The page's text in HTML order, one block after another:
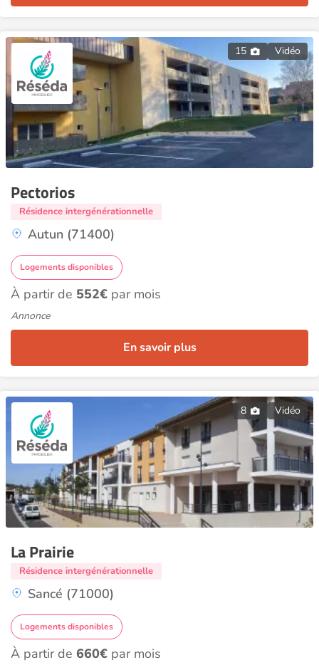
15 Vidéo
Pectorios
Résidence intergénérationnelle
Autun (71400)
Logements disponibles
À partir de 552€ par mois
Annonce
En savoir plus
8 Vidéo
La Prairie
Résidence intergénérationnelle
Sancé (71000)
Logements disponibles
À partir de 660€ par mois